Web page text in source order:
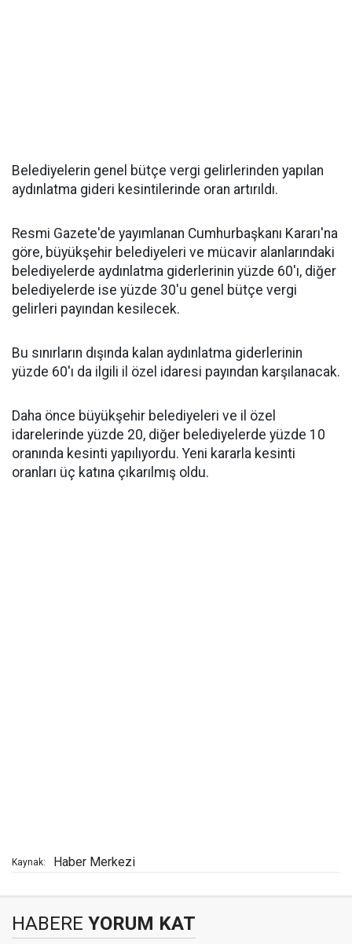
Belediyelerin genel bütçe vergi gelirlerinden yapılan
aydınlatma gideri kesintilerinde oran artırıldı.
Resmi Gazete'de yayımlanan Cumhurbaşkanı Kararı'na
göre, büyükşehir belediyeleri ve mücavir alanlarındaki
belediyelerde aydınlatma giderlerinin yüzde 60'ı, diğer
belediyelerde ise yüzde 30'u genel bütçe vergi
gelirleri payından kesilecek.
Bu sınırların dışında kalan aydınlatma giderlerinin
yüzde 60'ı da ilgili il özel idaresi payından karşılanacak.
Daha önce büyükşehir belediyeleri ve il özel
idarelerinde yüzde 20, diğer belediyelerde yüzde 10
oranında kesinti yapılıyordu. Yeni kararla kesinti
oranları üç katına çıkarılmış oldu.
Kaynak: Haber Merkezi
HABERE YORUM KAT